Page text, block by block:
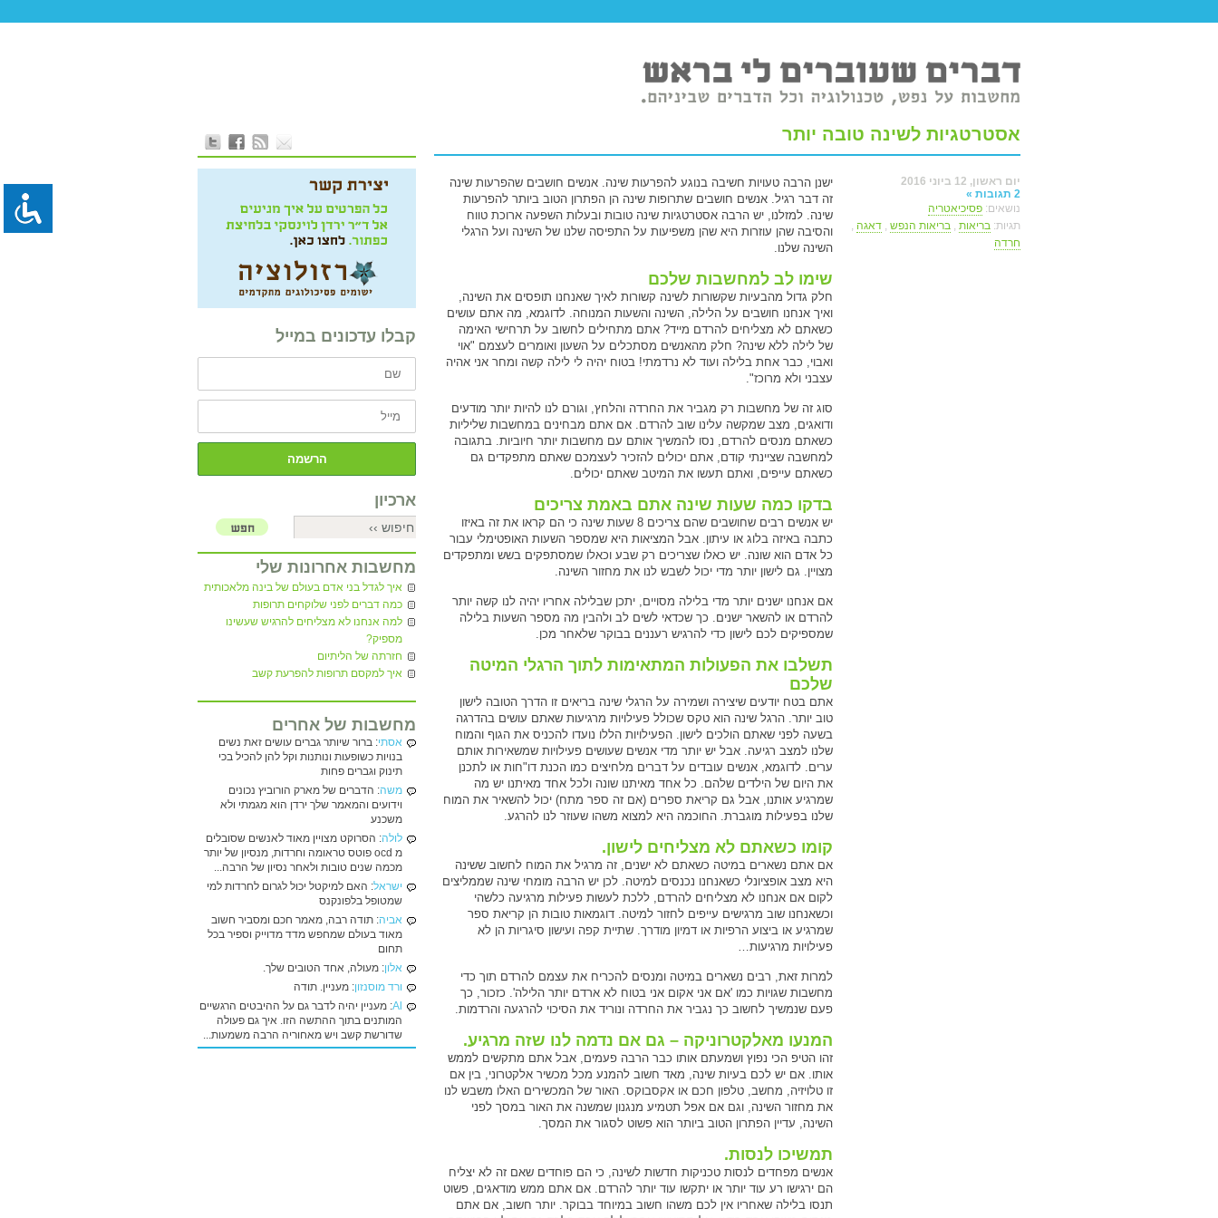
אסטרטגיות לשינה טובה יותר
יום ראשון, 12 ביוני 2016
2 תגובות »
נושאים: פסיכיאטריה
תגיות: בריאות , בריאות הנפש , דאגה ,
חרדה
ישנן הרבה טעויות חשיבה בנוגע להפרעות שינה. אנשים חושבים שהפרעות שינה
זה דבר רגיל. אנשים חושבים שתרופות שינה הן הפתרון הטוב ביותר להפרעות
שינה. למזלנו, יש הרבה אסטרטגיות שינה טובות ובעלות השפעה ארוכת טווח
והסיבה שהן עוזרות היא שהן משפיעות על התפיסה שלנו של השינה ועל הרגלי
השינה שלנו.
שימו לב למחשבות שלכם
חלק גדול מהבעיות שקשורות לשינה קשורות לאיך שאנחנו תופסים את השינה,
ואיך אנחנו חושבים על הלילה, השינה והשעות המנוחה. לדוגמא, מה אתם עושים
כשאתם לא מצליחים להרדם מייד? אתם מתחילים לחשוב על תרחישי האימה
של לילה ללא שינה? חלק מהאנשים מסתכלים על השעון ואומרים לעצמם "אוי
ואבוי, כבר אחת בלילה ועוד לא נרדמתי! בטוח יהיה לי לילה קשה ומחר אני אהיה
עצבני ולא מרוכז".
סוג זה של מחשבות רק מגביר את החרדה והלחץ, וגורם לנו להיות יותר מודעים
ודואגים, מצב שמקשה עלינו שוב להרדם. אם אתם מבחינים במחשבות שליליות
כשאתם מנסים להרדם, נסו להמשיך אותם עם מחשבות יותר חיוביות. בתגובה
למחשבה שציינתי קודם, אתם יכולים להזכיר לעצמכם שאתם מתפקדים גם
כשאתם עייפים, ואתם תעשו את המיטב שאתם יכולים.
בדקו כמה שעות שינה אתם באמת צריכים
יש אנשים רבים שחושבים שהם צריכים 8 שעות שינה כי הם קראו את זה באיזו
כתבה באיזה בלוג או עיתון. אבל המציאות היא שמספר השעות האופטימלי עבור
כל אדם הוא שונה. יש כאלו שצריכים רק שבע וכאלו שמסתפקים בשש ומתפקדים
מצויין. גם לישון יותר מדי יכול לשבש לנו את מחזור השינה.
אם אנחנו ישנים יותר מדי בלילה מסויים, יתכן שבלילה אחריו יהיה לנו קשה יותר
להרדם או להשאר ישנים. כך שכדאי לשים לב ולהבין מה מספר השעות בלילה
שמספיקים לכם לישון כדי להרגיש רעננים בבוקר שלאחר מכן.
תשלבו את הפעולות המתאימות לתוך הרגלי המיטה
שלכם
אתם בטח יודעים שיצירה ושמירה על הרגלי שינה בריאים זו הדרך הטובה לישון
טוב יותר. הרגל שינה הוא טקס שכולל פעילויות מרגיעות שאתם עושים בהדרגה
בשעה לפני שאתם הולכים לישון. הפעילויות הללו נועדו להכניס את הגוף והמוח
שלנו למצב רגיעה. אבל יש יותר מדי אנשים שעושים פעילויות שמשאירות אותם
ערים. לדוגמא, אנשים עובדים על דברים מלחיצים כמו הכנת דו"חות או לתכנן
את היום של הילדים שלהם. כל אחד מאיתנו שונה ולכל אחד מאיתנו יש מה
שמרגיע אותנו, אבל גם קריאת ספרים (אם זה ספר מתח) יכול להשאיר את המוח
שלנו בפעילות מוגברת. החוכמה היא למצוא משהו שעוזר לנו להרגע.
קומו כשאתם לא מצליחים לישון.
אם אתם נשארים במיטה כשאתם לא ישנים, זה מרגיל את המוח לחשוב ששינה
היא מצב אופציונלי כשאנחנו נכנסים למיטה. לכן יש הרבה מומחי שינה שממליצים
לקום אם אנחנו לא מצליחים להרדם, ללכת לעשות פעילות מרגיעה כלשהי
וכשאנחנו שוב מרגישים עייפים לחזור למיטה. דוגמאות טובות הן קריאת ספר
שמרגיע או ביצוע הרפיות או דמיון מודרך. שתיית קפה ועישון סיגריות הן לא
פעילויות מרגיעות…
למרות זאת, רבים נשארים במיטה ומנסים להכריח את עצמם להרדם תוך כדי
מחשבות שגויות כמו 'אם אני אקום אני בטוח לא ארדם יותר הלילה'. כזכור, כך
פעם שנמשיך לחשוב כך נגביר את החרדה ונוריד את הסיכוי להרגעה והרדמות.
המנעו מאלקטרוניקה – גם אם נדמה לנו שזה מרגיע.
זהו הטיפ הכי נפוץ ושמעתם אותו כבר הרבה פעמים, אבל אתם מתקשים לממש
אותו. אם יש לכם בעיות שינה, מאד חשוב להמנע מכל מכשיר אלקטרוני, בין אם
זו טלויזיה, מחשב, טלפון חכם או אקסבוקס. האור של המכשירים האלו משבש לנו
את מחזור השינה, וגם אם אפל תטמיע מנגנון שמשנה את האור במסך לפני
השינה, עדיין הפתרון הטוב ביותר הוא פשוט לסגור את המסך.
תמשיכו לנסות.
אנשים מפחדים לנסות טכניקות חדשות לשינה, כי הם פוחדים שאם זה לא יצליח
הם ירגישו רע עוד יותר או יתקשו עוד יותר להרדם. אם אתם ממש מודאגים, פשוט
תנסו בלילה שאחריו אין לכם משהו חשוב במיוחד בבוקר. יותר חשוב, אם אתם
קבלו עדכונים במייל
ארכיון
מחשבות אחרונות שלי
איך לגדל בני אדם בעולם של בינה מלאכותית
כמה דברים לפני שלוקחים תרופות
למה אנחנו לא מצליחים להרגיש שעשינו
מספיק?
חזרתה של הליתיום
איך למקסם תרופות להפרעת קשב
מחשבות של אחרים
אסתי: ברור שיותר גברים עושים זאת נשים
בנויות כשופעות ונותנות וקל להן להכיל בכי
תינוק וגברים פחות
משה: הדברים של מארק הורוביץ נכונים
וידועים והמאמר שלך ירדן הוא מגמתי ולא
משכנע
לולה: הסרוקט מצויין מאוד לאנשים שסובלים
מ ocd פוטס טראומה וחרדות, מנסיון של יותר
מכמה שנים טובות ולאחר נסיון של הרבה...
ישראל: האם למיקטל יכול לגרום לחרדות למי
שמטופל בלפונקנס
אביה: תודה רבה, מאמר חכם ומסביר חשוב
מאוד בעולם שמחפש מדד מדוייק וספיר בכל
תחום
אלון: מעולה, אחד הטובים שלך.
ורד מוסנזון: מעניין. תודה
Al: מעניין יהיה לדבר גם על ההיבטים הרגשיים
המותנים בתוך ההתשה הזו. איך גם פעולה
שדורשת קשב ויש מאחוריה הרבה משמעות...